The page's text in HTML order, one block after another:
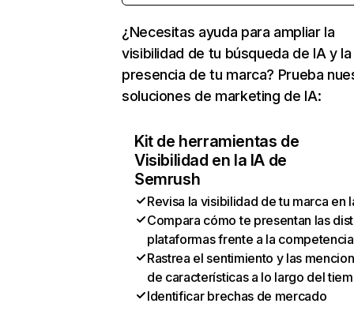
¿Necesitas ayuda para ampliar la
visibilidad de tu búsqueda de IA y la
presencia de tu marca? Prueba
soluciones de marketing de IA:
Kit de herramientas de
Visibilidad en la IA de
Semrush
Revisa la visibilidad de tu marca en
Compara cómo te presentan las
plataformas frente a la competencia
Rastrea el sentimiento y las
de características a lo largo del
Identificar brechas de mercado